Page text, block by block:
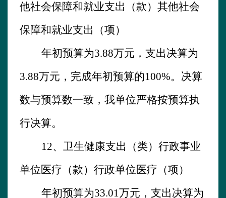
他社会保障和就业支出（款）其他社会
保障和就业支出（项）
年初预算为3.88万元，支出决算为
3.88万元，完成年初预算的100%。决算
数与预算数一致，我单位严格按预算执
行决算。
12、 卫生健康支出（类）行政事业
单位医疗（款）行政单位医疗（项）
年初预算为33.01万元，支出决算为